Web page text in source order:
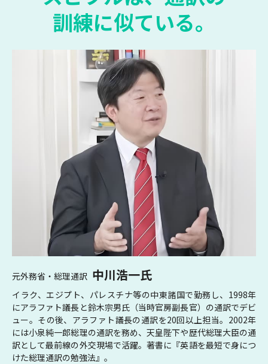
訓練に似ている。
元外務省・総理通訳 中川浩一氏
イラク、エジプト、パレスチナ等の中東諸国で勤務し、1998年
にアラファト議長と鈴木宗男氏（当時官房副長官）の通訳でデビ
ュー。その後、アラファト議長の通訳を20回以上担当。2002年
には小泉純一郎総理の通訳を務め、天皇陛下や歴代総理大臣の通
訳として最前線の外交現場で活躍。著書に『英語を最短で身につ
けた総理通訳の勉強法』。